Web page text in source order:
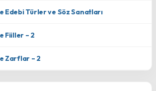
Edebi Türler ve Söz Sanatları
Fiiller – 2
Zarflar – 2